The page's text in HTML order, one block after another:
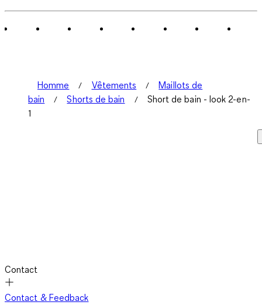
Homme Vêtements
Maillots de
bain
Shorts de bain
Short de bain - look 2-en-
1
Contact
Contact & Feedback